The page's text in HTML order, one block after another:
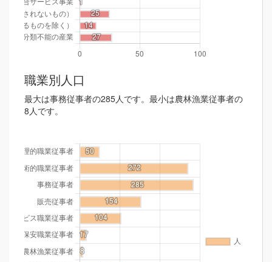
職業別人口
最大は事務従事者の285人です。最小は農林漁業従事者の
8人です。